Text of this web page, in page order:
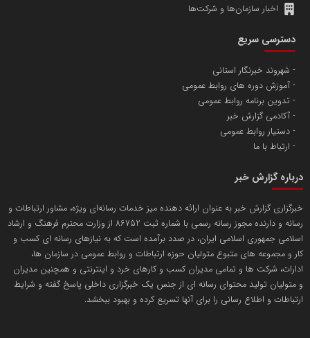
پایگاه اطلاع رسانی اعتلای نهادهای مردمی
پایگاه اطلاع رسانی دریا و نفت
تامین آهن اسفنجی تولیدکنندگان فولاد در کشور
تریبون
انتشار گسترده محتوا در رسانه گزارش خبر
مسعودصادقی
محمدعلی کرمعلی
اخبار سازمان‌ها و شرکت‌ها
دسترسی سریع
شهروند خبرنگار استانی
آموزش دوره های روابط عمومی
تدوین برنامه روابط عمومی
آکادمی گزارش خبر
دستیار روابط عمومی
ارتباط با ما
درباره گزارش خبر
خبرگزاری گزارش خبر به عنوان ارائه دهنده میز خدمات رسانه‌ای ویژه، مشاور ارتباطات و
رسانه و دارنده مجوز رسانه رسمی با شماره ثبت 86752 از وزارت محترم فرهنگ و ارشاد
اسلامی جمهوری اسلامی ایران، در صدد برآمده است که به نیازهای رسانه ای کسب و
کار و مجموعه های متبوع متولیان حوزه ارتباطات و روابط عمومی در سازمان ها،
ادارات، شرکت ها و تمامی مدیران کسب و کارهای خرد و اینترنتی و همچنین مدیران
و متولیان تولید محتوای رسانه ای از جنس یک خبرگزاری داخلی پاسخ گفته و شرایط
ارتباطات و اطلاع رسانی را برای آنها تسریع کرده و بهبود ببخشد.